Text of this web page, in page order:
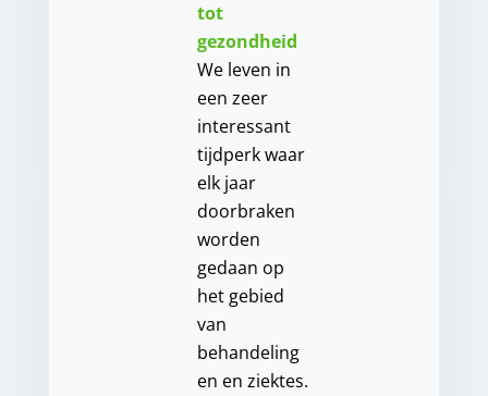
tot
gezondheid
We leven in
een zeer
interessant
tijdperk waar
elk jaar
doorbraken
worden
gedaan op
het gebied
van
behandeling
en en ziektes.